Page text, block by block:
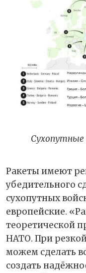
Сухопутные
Ракеты имеют
убедительного
сухопутных
европейские.
теоретической
НАТО. При
можем сделать
создать